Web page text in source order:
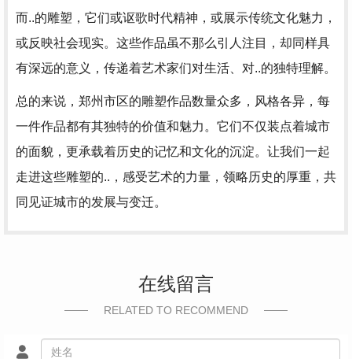
而..的雕塑，它们或讴歌时代精神，或展示传统文化魅力，
或反映社会现实。这些作品虽不那么引人注目，却同样具
有深远的意义，传递着艺术家们对生活、对..的独特理解。
总的来说，郑州市区的雕塑作品数量众多，风格各异，每
一件作品都有其独特的价值和魅力。它们不仅装点着城市
的面貌，更承载着历史的记忆和文化的沉淀。让我们一起
走进这些雕塑的..，感受艺术的力量，领略历史的厚重，共
同见证城市的发展与变迁。
在线留言
RELATED TO RECOMMEND